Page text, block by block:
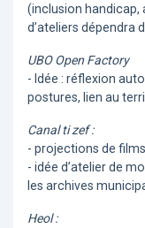
(inclusion handicap,
d’ateliers dépendra
UBO Open Factory
- Idée : réflexion
postures, lien au
Canal ti zef :
- projections de
- idée d’atelier de
les archives
Heol :